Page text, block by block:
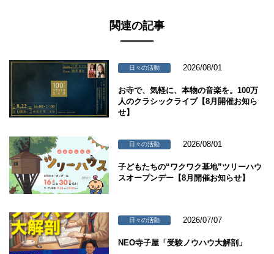
関連の記事
日々の活動 2026/08/01
お寺で、気軽に、本物の音楽を。100万
人のクラシックライブ【8月開催お知ら
せ】
日々の活動 2026/08/01
子どもたちの“ワクワク基地”ツリーハウ
スオープンデー【8月開催お知らせ】
日々の活動 2026/07/07
NEO寺子屋「受験ノウハウ大解剖」